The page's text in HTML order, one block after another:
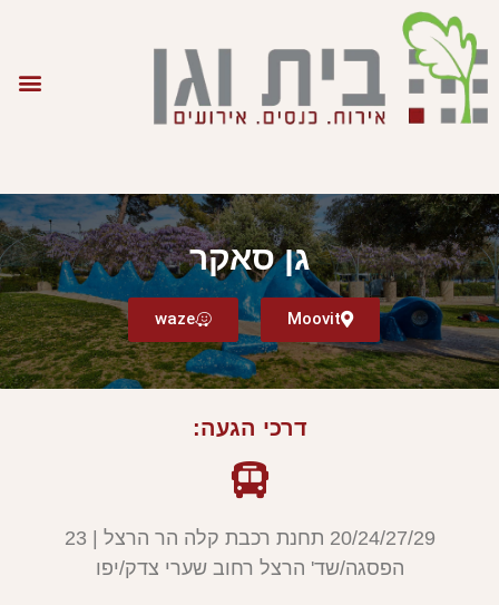
גן סאקר
Moovit
waze
דרכי הגעה:
20/24/27/29 תחנת רכבת קלה הר הרצל | 23
הפסגה/שד' הרצל רחוב שערי צדק/יפו